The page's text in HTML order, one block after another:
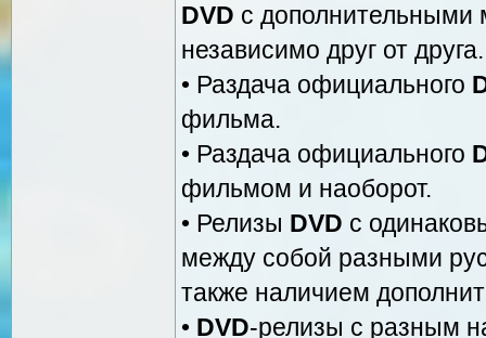
DVD с дополнительными
независимо друг от друга.
• Раздача официального
фильма.
• Раздача официального
фильмом и наоборот.
• Релизы DVD с
между собой разными
также наличием
• DVD-релизы с разным